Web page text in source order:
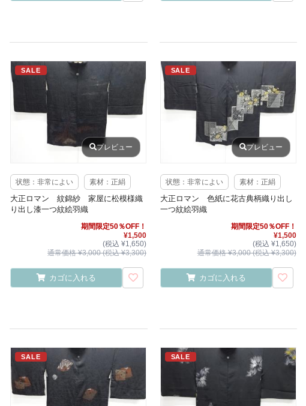
SALE
プレビュー
状態：非常によい 素材：正絹
大正ロマン 紋錦紗 家屋に松模様織
り出し漆一つ紋絵羽織
期間限定50％OFF！
¥1,500
(税込 ¥1,650)
通常価格 ¥3,000 (税込 ¥3,300)
カゴに入れる
SALE
プレビュー
状態：非常によい 素材：正絹
大正ロマン 色紙に花古典柄織り出し
一つ紋絵羽織
期間限定50％OFF！
¥1,500
(税込 ¥1,650)
通常価格 ¥3,000 (税込 ¥3,300)
カゴに入れる
SALE SALE